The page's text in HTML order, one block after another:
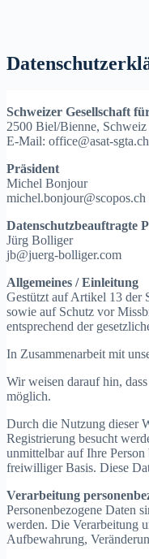
Schweizer Gesellschaft
2500 Biel/Bienne, Schweiz
E-Mail: office@asat-sgta.ch
Präsident
Michel Bonjour
michel.bonjour@scopos.ch
Datenschutzbeauftragte
Jürg Bolliger
jb@juerg-bolliger.com
Allgemeines / Einleitung
Gestützt auf Artikel 13 der
sowie auf Schutz vor
entsprechend der
In Zusammenarbeit mit
Wir weisen darauf hin,
möglich.
Durch die Nutzung dieser
Registrierung besucht
unmittelbar auf Ihre
freiwilliger Basis. Diese
Verarbeitung
Personenbezogene Daten
werden. Die Verarbeitung
Aufbewahrung,